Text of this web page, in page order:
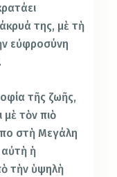
της, μὲ τὴ
εὐφροσύνη
τῆς ζωῆς,
μὲ τὸν πιὸ
στὴ Μεγάλη
αὐτὴ ἡ
τὴν ὑψηλὴ